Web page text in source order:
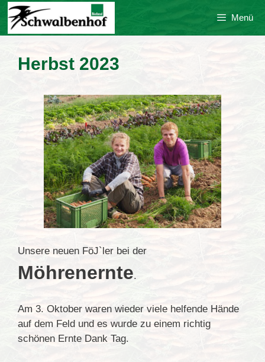
Zum
Inhalt
springen
Menü
Herbst 2023
Unsere neuen FöJ`ler bei der
Möhrenernte.
Am 3. Oktober waren wieder viele helfende Hände
auf dem Feld und es wurde zu einem richtig
schönen Ernte Dank Tag.